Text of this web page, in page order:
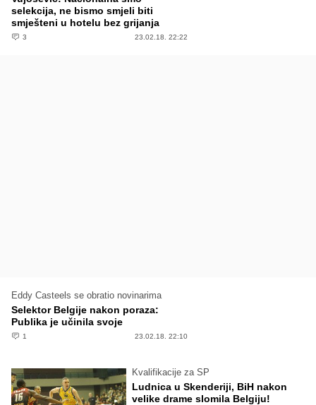
selekcija, ne bismo smjeli biti
smješteni u hotelu bez grijanja
3 23.02.18. 22:22
Eddy Casteels se obratio novinarima
Selektor Belgije nakon poraza:
Publika je učinila svoje
1 23.02.18. 22:10
Kvalifikacije za SP
Ludnica u Skenderiji, BiH nakon
velike drame slomila Belgiju!